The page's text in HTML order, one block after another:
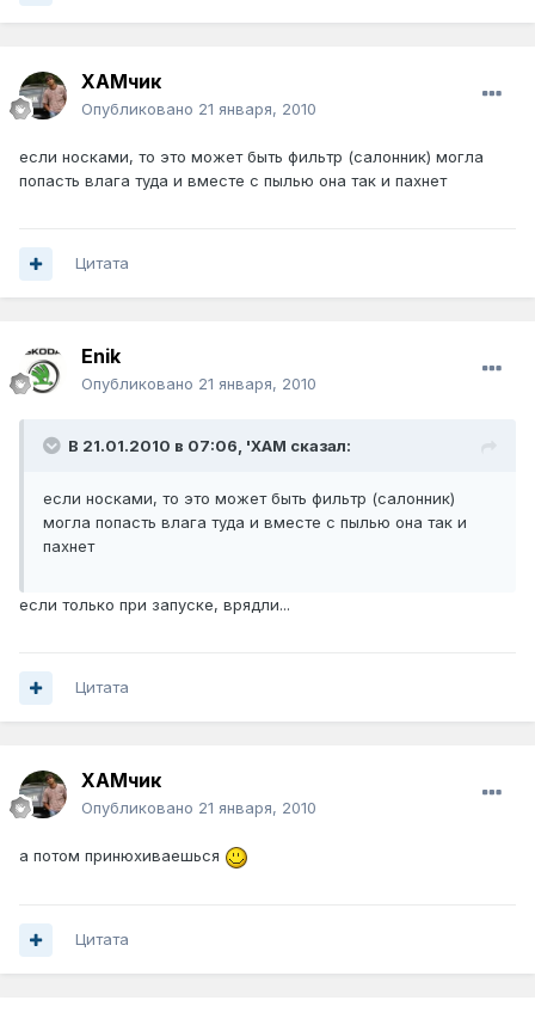
ХАМчик
Опубликовано 21 января, 2010
если носками, то это может быть фильтр (салонник) могла
попасть влага туда и вместе с пылью она так и пахнет
Цитата
Enik
Опубликовано 21 января, 2010
В 21.01.2010 в 07:06, 'XAM сказал:
если носками, то это может быть фильтр (салонник)
могла попасть влага туда и вместе с пылью она так и
пахнет
если только при запуске, врядли...
Цитата
ХАМчик
Опубликовано 21 января, 2010
а потом принюхиваешься
Цитата